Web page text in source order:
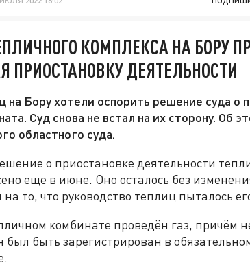
КОМПЛЕКСА НА БОРУ
ПРИОСТАНОВКУ ДЕЯТЕЛЬНОСТИ
на Бору хотели оспорить решение суда о
Суд снова не встал на их сторону. Об
областного суда.
о приостановке деятельности
еще в июне. Оно осталось без
то, что руководство теплиц пыталось
комбинате проведён газ, причём
быть зарегистрирован в